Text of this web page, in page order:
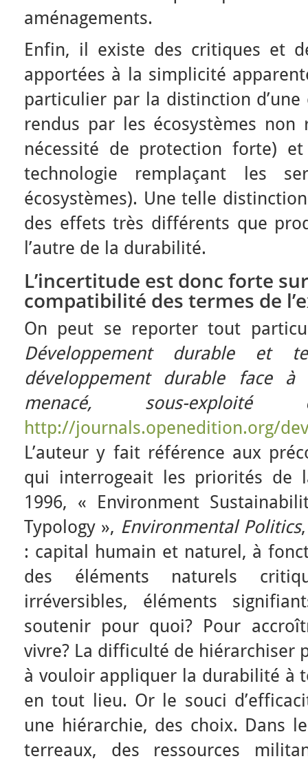
aménagements.
Enfin, il existe des critiques et
apportées à la simplicité
particulier par la distinction
rendus par les écosystèmes non
nécessité de protection forte)
technologie remplaçant les
écosystèmes). Une telle
des effets très différents que
l’autre de la durabilité.
L’incertitude est donc forte
compatibilité des termes de
On peut se reporter tout
Développement durable et
développement durable face
menacé, sous-
http://journals.openedition.org/
L’auteur y fait référence aux
qui interrogeait les priorités de
1996, « Environment
Typology », Environmental Politics
: capital humain et naturel, à
des éléments naturels
irréversibles, éléments
soutenir pour quoi? Pour
vivre? La difficulté de hiérarchiser
à vouloir appliquer la durabilité à
en tout lieu. Or le souci
une hiérarchie, des choix. Dans
terreaux, des ressources